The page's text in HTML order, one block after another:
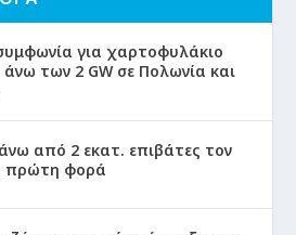
για χαρτοφυλάκιο
των 2 GW σε Πολωνία και
από 2 εκατ. επιβάτες τον
πρώτη φορά